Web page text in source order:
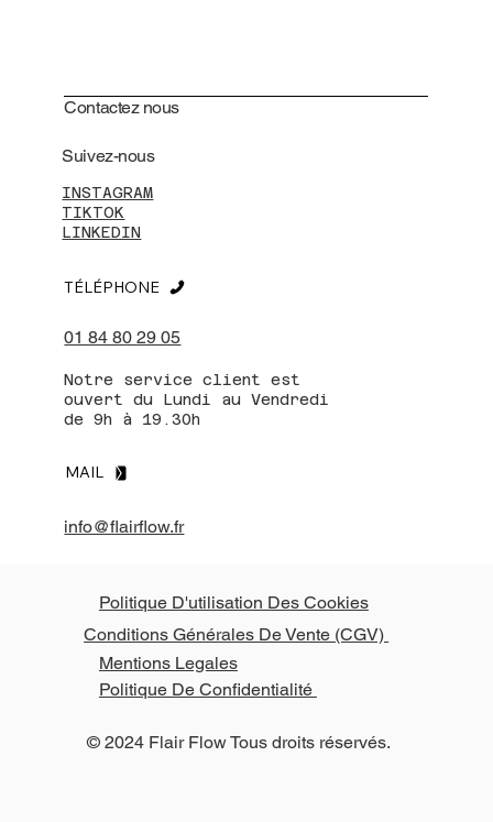
Contactez nous
INSTAGRAM
TIKTOK
LINKEDIN
Suivez-nous
01 84 80 29 05
TÉLÉPHONE
Notre service client est
ouvert du Lundi au Vendredi
de 9h à 19.30h
MAIL
info@flairflow.fr
Politique D'utilisation Des Cookies
Conditions Générales De Vente (CGV)
Mentions Legales
Politique De Confidentialité
© 2024 Flair Flow Tous droits réservés.